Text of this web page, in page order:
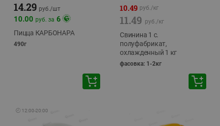
14.29 руб./шт
10.00 руб. за 6
Пицца КАРБОНАРА
490г
10.49 руб./кг
11.49 руб./кг
Свинина 1 с.
полуфабрикат,
охлажденный 1 кг
фасовка: 1-2кг
🕘 12:00-20:00